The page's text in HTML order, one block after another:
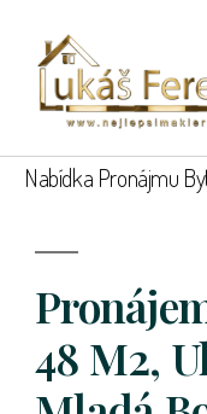
Nabídka Pronájmu
48 M2,